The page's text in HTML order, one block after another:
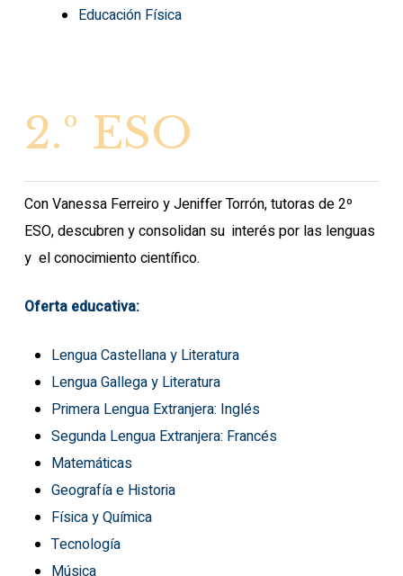
Educación Física
2.º ESO
Con Vanessa Ferreiro y Jeniffer Torrón, tutoras de 2º
ESO, descubren y consolidan su interés por las lenguas
y el conocimiento científico.
Oferta educativa:
Lengua Castellana y Literatura
Lengua Gallega y Literatura
Primera Lengua Extranjera: Inglés
Segunda Lengua Extranjera: Francés
Matemáticas
Geografía e Historia
Física y Química
Tecnología
Música